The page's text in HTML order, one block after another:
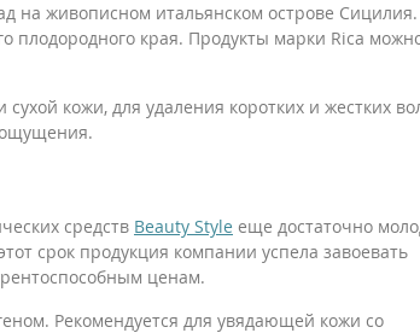
на живописном итальянском острове
плодородного края. Продукты марки Rica
кожи, для удаления коротких и жестких
средств Beauty Style еще достаточно
срок продукция компании успела завоевать
ценам.
Рекомендуется для увядающей кожи со